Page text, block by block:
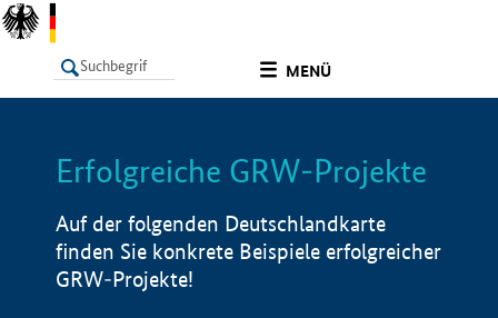
MENÜ
LISTE Info
Erfolgreiche GRW-Projekte
Auf der folgenden Deutschlandkarte
finden Sie konkrete Beispiele erfolgreicher
GRW-Projekte!